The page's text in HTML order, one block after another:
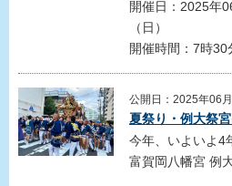
開催日：2025年
（日）
開催時間：7時30
公開日：2025年06
夏祭り・例大祭
今年、いよいよ
富賀岡八幡宮 例